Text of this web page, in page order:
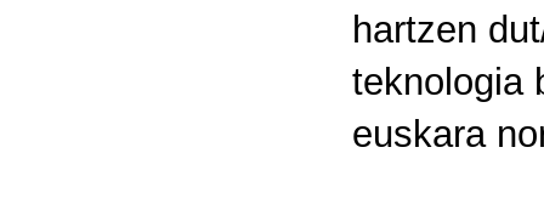
hartzen
teknologia
euskara